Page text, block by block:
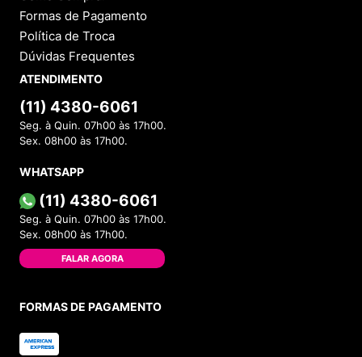
Formas de Pagamento
Política de Troca
Dúvidas Frequentes
ATENDIMENTO
(11) 4380-6061
Seg. à Quin. 07h00 às 17h00.
Sex. 08h00 às 17h00.
WHATSAPP
(11) 4380-6061
Seg. à Quin. 07h00 às 17h00.
Sex. 08h00 às 17h00.
FALAR AGORA
FORMAS DE PAGAMENTO